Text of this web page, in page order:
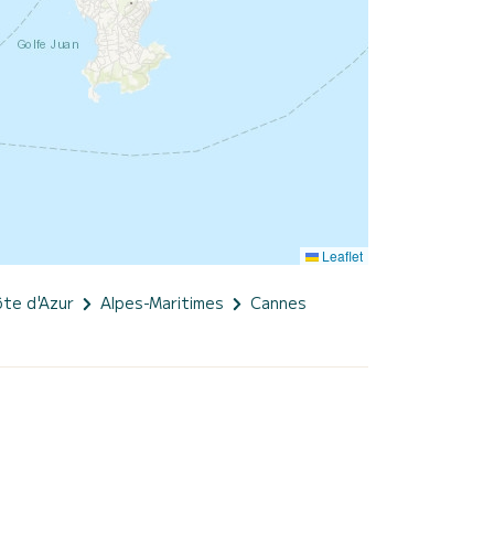
Leaflet
d'Azur Alpes-Maritimes
Cannes